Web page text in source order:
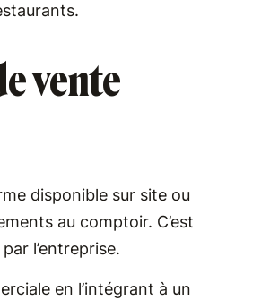
vente
disponible sur site ou
au comptoir. C’est
l’entreprise.
en l’intégrant à un